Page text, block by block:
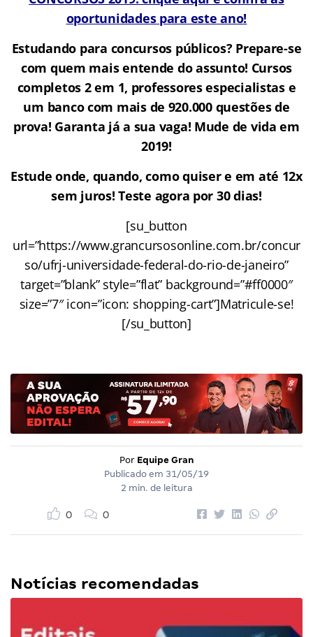
oportunidades para este ano!
Estudando para concursos públicos? Prepare-se
com quem mais entende do assunto! Cursos
completos 2 em 1, professores especialistas e
um banco com mais de 920.000 questões de
prova! Garanta já a sua vaga! Mude de vida em
2019!
Estude onde, quando, como quiser e em até 12x
sem juros! Teste agora por 30 dias!
[su_button
url=”https://www.grancursosonline.com.br/concur
so/ufrj-universidade-federal-do-rio-de-janeiro”
target=”blank” style=”flat” background=”#ff0000″
size=”7″ icon=”icon: shopping-cart”]Matricule-se!
[/su_button]
Por Equipe Gran
Publicado em 31/05/19
2 min. de leitura
0 0
Notícias recomendadas